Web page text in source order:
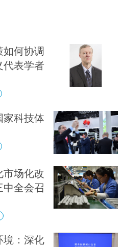
如何协调
表学者
家科技体
市场化改
全会召
境：深化